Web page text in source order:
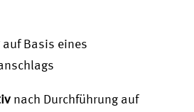
auf Basis eines
nach Durchführung auf